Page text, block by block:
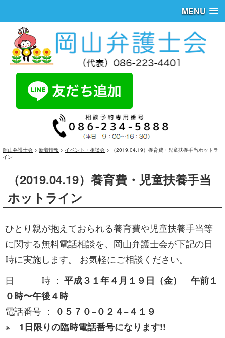
MENU
岡山弁護士会 > 新着情報 > イベント・相談会 >
（2019.04.19）養育費・児童扶養手当ホットラ
イン
（2019.04.19）養育費・児童扶養手当
ホットライン
ひとり親が抱えておられる養育費や児童扶養手当等
に関する無料電話相談を、岡山弁護士会が下記の日
時に実施します。 お気軽にご相談ください。
日 時 ： 平成３１年４月１９日（金） 午前１
０時〜午後４時
電話番号 ：
０５７０−０２４−４１９
※ 1日限りの臨時電話番号になります!!